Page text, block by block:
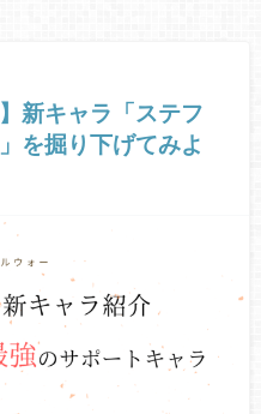
新キャラ「ステフ
を掘り下げてみよ